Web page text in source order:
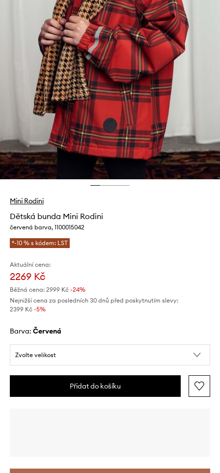
Mini Rodini
Dětská bunda Mini Rodini
červená barva, 1100015042
*-10 % s kódem: LST
Aktuální cena:
2269 Kč
Běžná cena: 2999 Kč -24%
Nejnižší cena za posledních 30 dnů před poskytnutím slevy:
2399 Kč -5%
Barva: červená
Zvolte velikost
Přidat do košíku